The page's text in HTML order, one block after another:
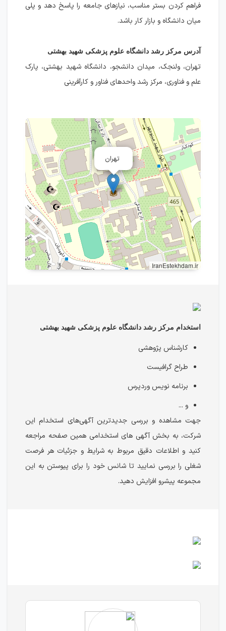
فراهم کردن بستر مناسب، نیازهای جامعه را پاسخ دهد و پلی
میان دانشگاه و بازار کار باشد.
آدرس مرکز رشد دانشگاه علوم پزشکی شهید بهشتی
تهران، ولنجک، میدان دانشجو، دانشگاه شهید بهشتی، پارک
علم و فناوری، مرکز رشد واحدهای فناور و کارآفرینی
تهران
IranEstekhdam.ir
استخدام مرکز رشد دانشگاه علوم پزشکی شهید بهشتی
کارشناس پژوهشی
طراح گرافیست
برنامه نویس وردپرس
و ...
جهت مشاهده و بررسی جدیدترین آگهی‌های استخدام این
شرکت، به بخش آگهی های استخدامی همین صفحه مراجعه
کنید و اطلاعات دقیق مربوط به شرایط و جزئیات هر فرصت
شغلی را بررسی نمایید تا شانس خود را برای پیوستن به این
مجموعه پیشرو افزایش دهید.